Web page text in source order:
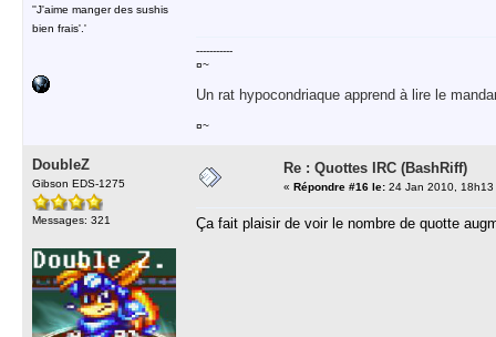
''J'aime manger des sushis
bien frais'.'
-----------
¤~
Un rat hypocondriaque apprend à lire le
¤~
DoubleZ
Gibson EDS-1275
Messages: 321
Re : Quottes IRC (BashRiff)
« Répondre #16 le: 24 Jan 2010, 18h13
Ça fait plaisir de voir le nombre de quotte